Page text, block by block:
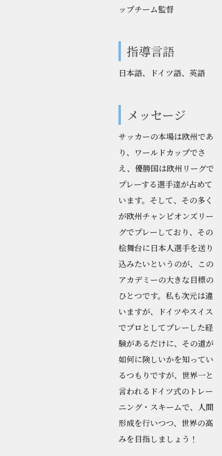
ップチーム監督
指導言語
日本語、ドイツ語、英語
メッセージ
サッカーの本場は欧州であ
り、ワールドカップでさ
え、優勝国は欧州リーグで
プレーする選手達が占めて
います。そして、その多く
が欧州チャンピオンズリー
グでプレーしており、その
桧舞台に日本人選手を送り
込みたいというのが、この
アカデミーの大きな目標の
ひとつです。私も次元は違
いますが、ドイツやスイス
でプロとしてプレーした経
験があるだけに、その道が
如何に険しいかを知ってい
るつもりですが、世界一と
言われるドイツ式のトレー
ニング・スキームで、人間
形成を行いつつ、世界の高
みを目指しましょう！